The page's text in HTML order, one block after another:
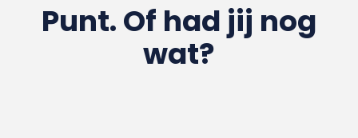
Punt. Of had jij nog
wat?